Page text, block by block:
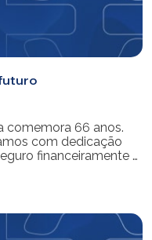
comemora 66 anos.
com dedicação
financeiramente e
dos nossos mais